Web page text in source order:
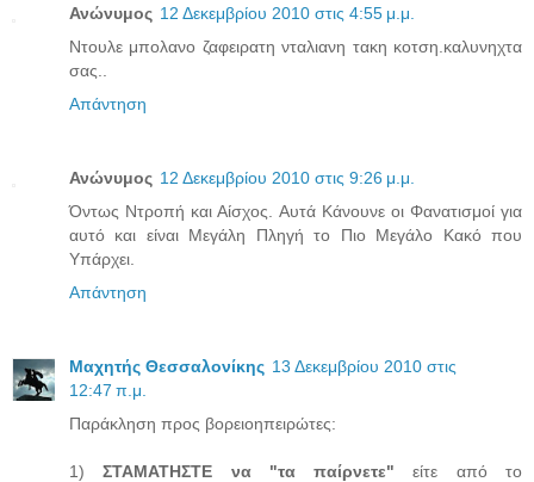
Ανώνυμος 12 Δεκεμβρίου 2010 στις 4:55 μ.μ.
Ντουλε μπολανο ζαφειρατη νταλιανη τακη κοτση.καλυνηχτα
σας..
Απάντηση
Ανώνυμος 12 Δεκεμβρίου 2010 στις 9:26 μ.μ.
Όντως Ντροπή και Αίσχος. Αυτά Κάνουνε οι Φανατισμοί για
αυτό και είναι Μεγάλη Πληγή το Πιο Μεγάλο Κακό που
Υπάρχει.
Απάντηση
Μαχητής Θεσσαλονίκης 13 Δεκεμβρίου 2010 στις
12:47 π.μ.
Παράκληση προς βορειοηπειρώτες:
1)ΣΤΑΜΑΤΗΣΤΕ να "τα παίρνετε" είτε από το